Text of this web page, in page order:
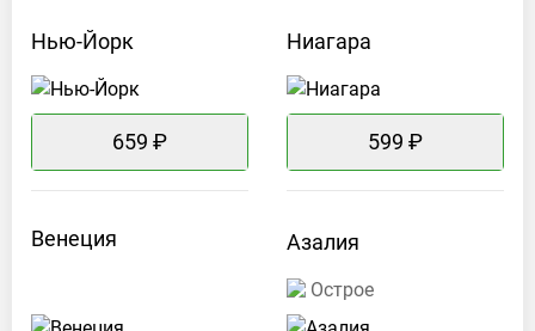
Нью-Йорк
659 ₽
Ниагара
599 ₽
Венеция Азалия
Острое